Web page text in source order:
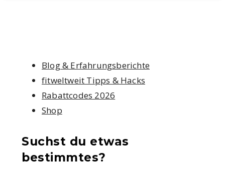
Blog & Erfahrungsberichte
fitweltweit Tipps & Hacks
Rabattcodes 2026
Shop
Suchst du etwas
bestimmtes?